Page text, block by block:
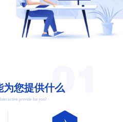
为您提供什么